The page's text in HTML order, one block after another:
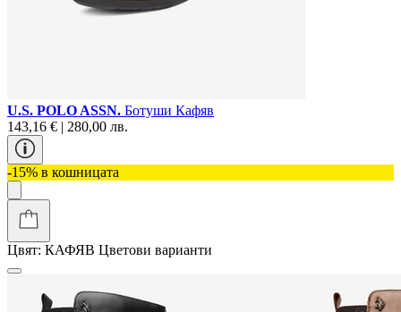
U.S. POLO ASSN. Ботуши Кафяв
143,16 € | 280,00 лв.
-15% в кошницата
Цвят: КАФЯВ Цветови варианти